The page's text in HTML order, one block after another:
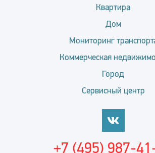
Квартира
Дом
Мониторинг
Коммерческая
Город
Сервисный центр
+7 (495) 987-